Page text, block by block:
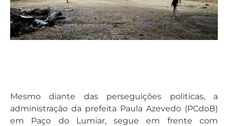
Mesmo diante das perseguições politicas, a
administração da prefeita Paula Azevedo (PCdoB)
em Paço do Lumiar, segue em frente com